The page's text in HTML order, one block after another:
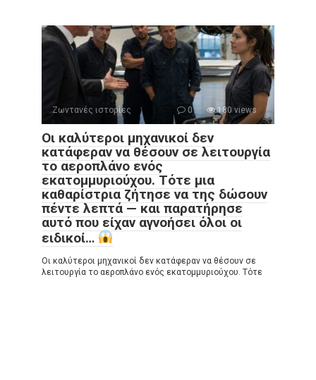
Ζωντανές ιστορίες 0 180 views
Οι καλύτεροι μηχανικοί δεν
κατάφεραν να θέσουν σε λειτουργία
το αεροπλάνο ενός
εκατομμυριούχου. Τότε μια
καθαρίστρια ζήτησε να της δώσουν
πέντε λεπτά — και παρατήρησε
αυτό που είχαν αγνοήσει όλοι οι
ειδικοί…
Οι καλύτεροι μηχανικοί δεν κατάφεραν να θέσουν σε
λειτουργία το αεροπλάνο ενός εκατομμυριούχου. Τότε